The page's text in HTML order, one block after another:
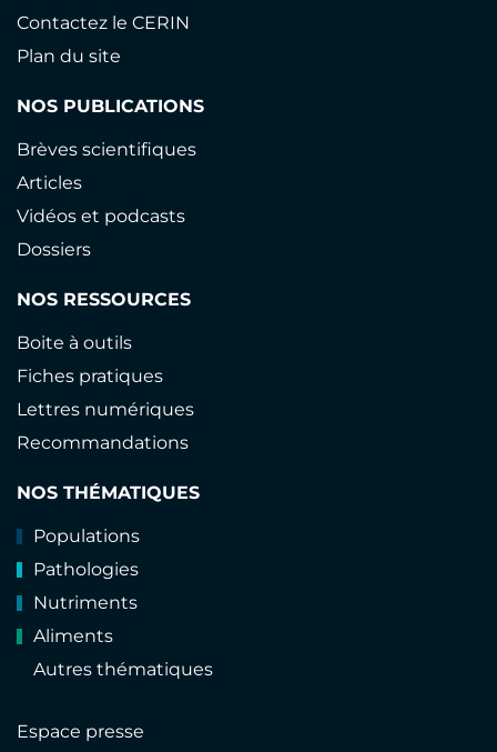
Contactez le CERIN
Plan du site
NOS PUBLICATIONS
Brèves scientifiques
Articles
Vidéos et podcasts
Dossiers
NOS RESSOURCES
Boite à outils
Fiches pratiques
Lettres numériques
Recommandations
NOS THÉMATIQUES
Populations
Pathologies
Nutriments
Aliments
Autres thématiques
Espace presse